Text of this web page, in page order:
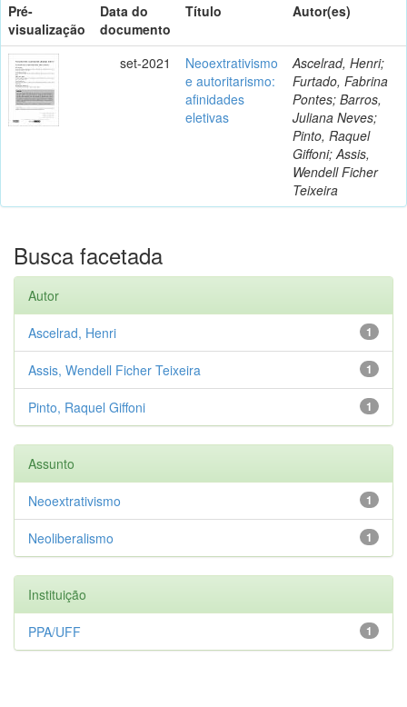
Pré-
visualização
Data do
documento
Título Autor(es)
set-2021
Neoextrativismo
e autoritarismo:
afinidades
eletivas
Ascelrad, Henri;
Furtado, Fabrina
Pontes; Barros,
Juliana Neves;
Pinto, Raquel
Giffoni; Assis,
Wendell Ficher
Teixeira
Busca facetada
Autor
1
Ascelrad, Henri
1
Assis, Wendell Ficher Teixeira
1
Pinto, Raquel Giffoni
Assunto
1
Neoextrativismo
1
Neoliberalismo
Instituição
1
PPA/UFF